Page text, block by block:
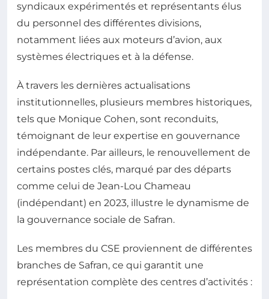
syndicaux expérimentés et représentants élus
du personnel des différentes divisions,
notamment liées aux moteurs d’avion, aux
systèmes électriques et à la défense.
À travers les dernières actualisations
institutionnelles, plusieurs membres historiques,
tels que Monique Cohen, sont reconduits,
témoignant de leur expertise en gouvernance
indépendante. Par ailleurs, le renouvellement de
certains postes clés, marqué par des départs
comme celui de Jean-Lou Chameau
(indépendant) en 2023, illustre le dynamisme de
la gouvernance sociale de Safran.
Les membres du CSE proviennent de différentes
branches de Safran, ce qui garantit une
représentation complète des centres d’activités :